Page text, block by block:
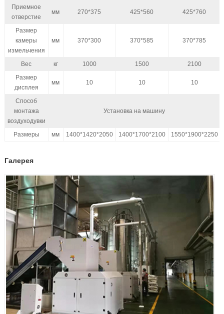
Приемное
отверстие
мм 270*375 425*560 425*760
Размер
камеры
измельчения
мм 370*300 370*585 370*785
Вес кг 1000 1500
2100
Размер
дисплея
мм 10 10 10
Способ
монтажа
воздуходувки
Установка на машину
Размеры мм 1400*1420*2050 1400*1700*2100 1550*1900*2250
Галерея